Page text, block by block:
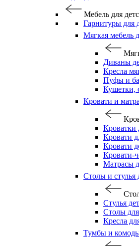
Мебель для
Гарнитуры для
Мягкая мебель
Диваны
Кресла
Пуфы и
Кушетки,
Кровати и
Кроватки
Кровати
Кровати
Кровати-
Матрасы
Столы и стулья
Стулья
Столы для
Кресла
Тумбы и комоды